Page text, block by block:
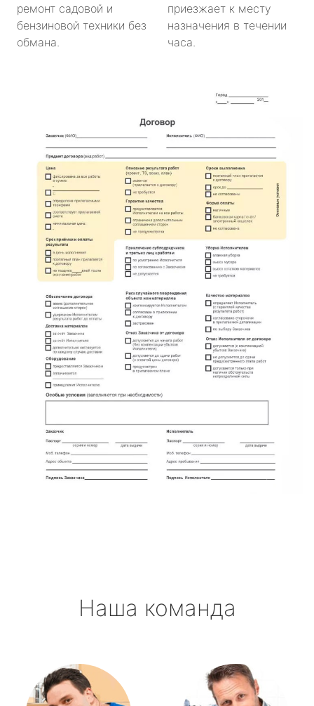
ремонт садовой и
бензиновой техники без
обмана.
приезжает к месту
назначения в течении
часа.
Наша команда